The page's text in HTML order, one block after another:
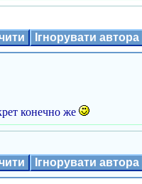
Ігнорувати автора
конечно же
Ігнорувати автора